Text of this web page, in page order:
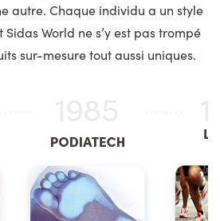
autre. Chaque individu a un style
World ne s’y est pas trompé
sur-mesure tout aussi uniques.